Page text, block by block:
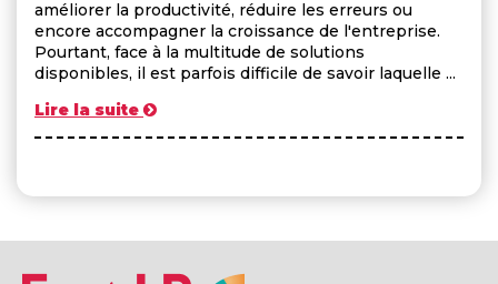
améliorer la productivité, réduire les erreurs ou
encore accompagner la croissance de l'entreprise.
Pourtant, face à la multitude de solutions
disponibles, il est parfois difficile de savoir laquelle ...
Lire la suite